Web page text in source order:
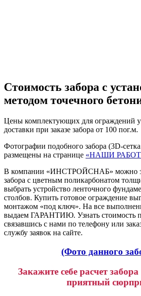
Стоимость забора с
методом точечного
Цены комплектующих для ограждений
доставки при заказе забора от 100 пог.м.
Фотографии подобного забора (3D-
размещены на странице «НАШИ
В компании «ИНСТРОЙСНАБ» можно
забора с цветным поликарбонатом
выбрать устройство ленточного
столбов. Купить готовое ограждение
монтажом «под ключ». На все
выдаем ГАРАНТИЮ. Узнать стоимость
связавшись с нами по телефону или
службу заявок на сайте.
(Фото данного
Закажите себе расчет
приятный